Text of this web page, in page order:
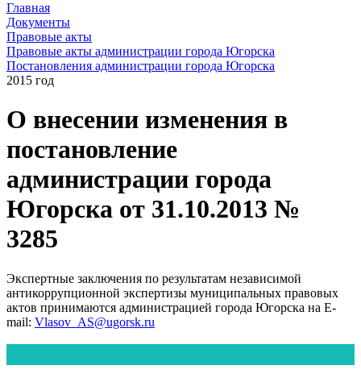
Главная
Документы
Правовые акты
Правовые акты администрации города Югорска
Постановления администрации города Югорска
2015 год
О внесении изменения в
постановление
администрации города
Югорска от 31.10.2013 №
3285
Экспертные заключения по результатам независимой
антикоррупционной экспертизы муниципальных правовых
актов принимаются администрацией города Югорска на E-
mail: Vlasov_AS@ugorsk.ru